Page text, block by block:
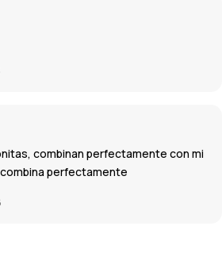
combinan perfectamente con mi
perfectamente